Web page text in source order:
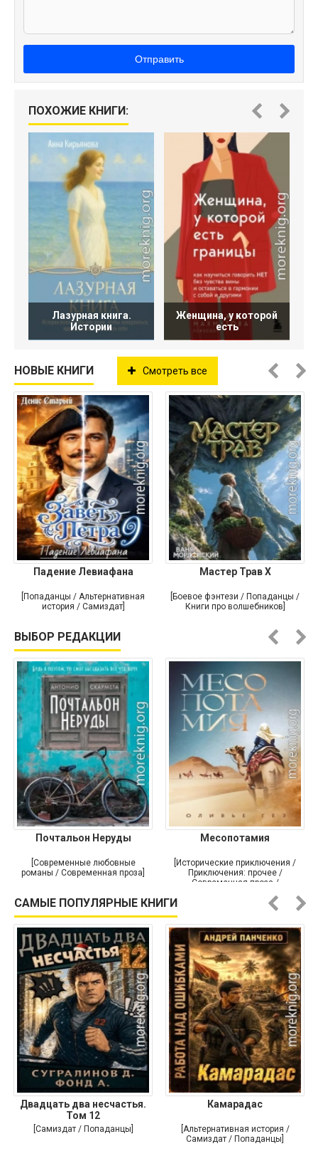
Отправить
ПОХОЖИЕ КНИГИ:
Лазурная книга.
Истории
Женщина, у которой
есть
НОВЫЕ КНИГИ Смотреть все
Падение Левиафана
[Попаданцы / Альтернативная
история / Самиздат]
Мастер Трав X
[Боевое фэнтези / Попаданцы /
Книги про волшебников]
ВЫБОР РЕДАКЦИИ
Почтальон Неруды
[Современные любовные
романы / Современная проза]
Месопотамия
[Исторические приключения /
Приключения: прочее /
Современная проза /
САМЫЕ ПОПУЛЯРНЫЕ КНИГИ
Двадцать два несчастья.
Том 12
[Самиздат / Попаданцы]
Камарадас
[Альтернативная история /
Самиздат / Попаданцы]